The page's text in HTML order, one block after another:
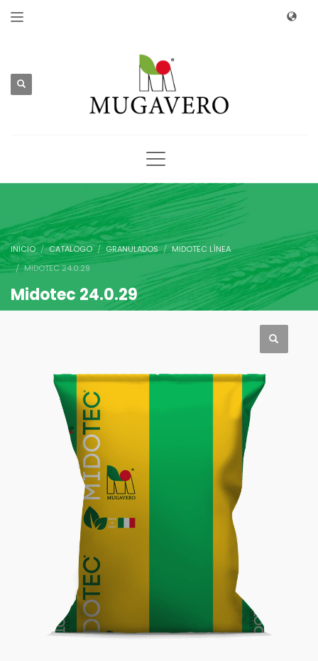
INICIO CATALOGO GRANULADOS
MIDOTEC LÍNEA
MIDOTEC 24.0.29
Midotec 24.0.29